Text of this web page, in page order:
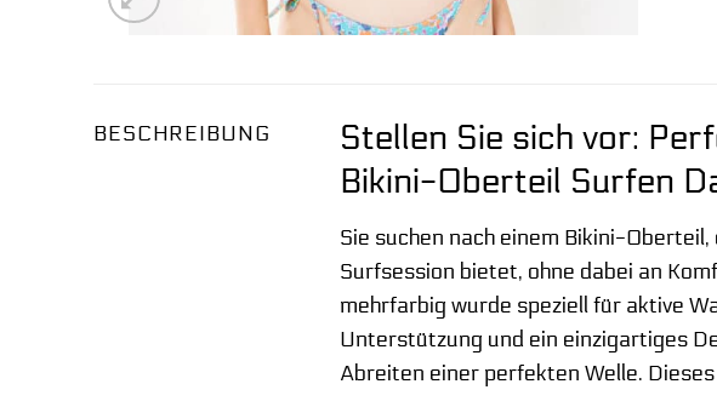
BESCHREIBUNG
Stellen Sie sich vor:
Bikini-Oberteil Surfen
Sie suchen nach einem Bikini-
Surfsession bietet, ohne dabei an
mehrfarbig wurde speziell für aktive
Unterstützung und ein einzigartiges
Abreiten einer perfekten Welle.